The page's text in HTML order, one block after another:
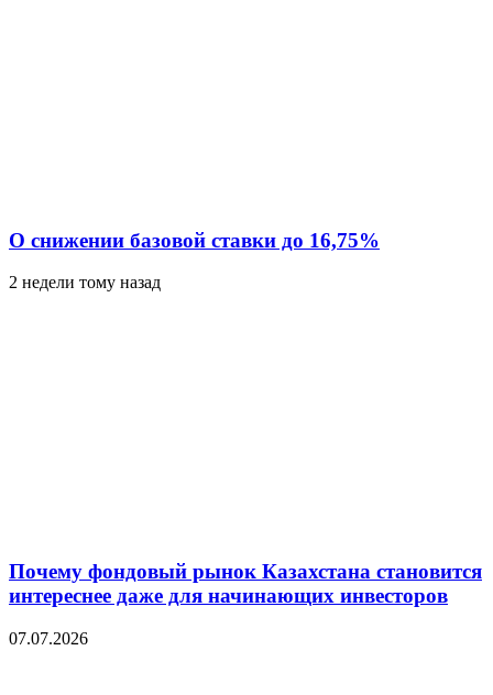
О снижении базовой ставки до 16,75%
2 недели тому назад
Почему фондовый рынок Казахстана становится
интереснее даже для начинающих инвесторов
07.07.2026